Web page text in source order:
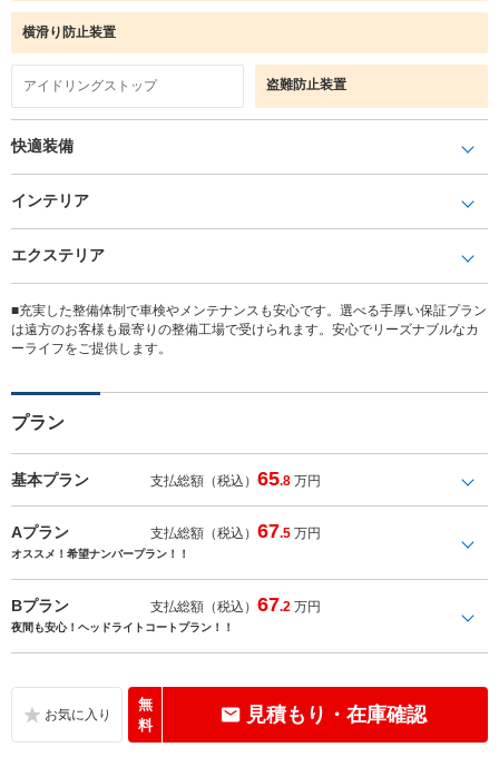
横滑り防止装置
アイドリングストップ 盗難防止装置
快適装備
インテリア
エクステリア
■充実した整備体制で車検やメンテナンスも安心です。選べる手厚い保証プラン
は遠方のお客様も最寄りの整備工場で受けられます。安心でリーズナブルなカ
ーライフをご提供します。
プラン
基本プラン 支払総額（税込）65.8 万円
Aプラン 支払総額（税込）67.5 万円
オススメ！希望ナンバープラン！！
Bプラン 支払総額（税込）67.2 万円
夜間も安心！ヘッドライトコートプラン！！
無
料
見積もり・在庫確認